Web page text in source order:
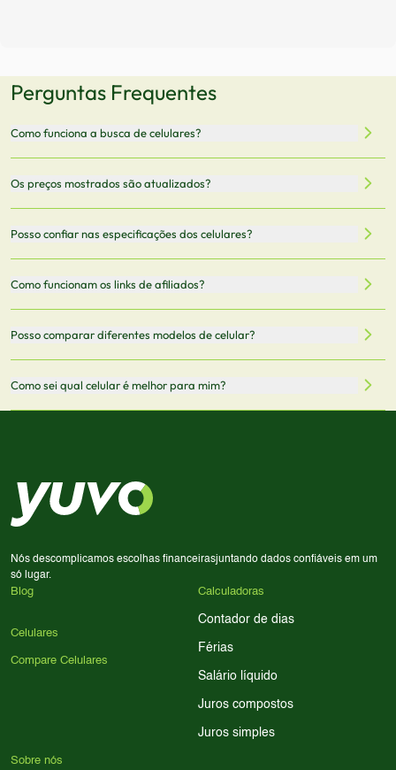
Perguntas Frequentes
Como funciona a busca de celulares?
armazenamento, memória RAM, bateria e conectividade
5G.
Os preços mostrados são atualizados?
vendedor antes de finalizar sua compra.
Posso confiar nas especificações dos celulares?
informações mais recentes de cada modelo.
Como funcionam os links de afiliados?
comissão sem custo adicional para você.
Posso comparar diferentes modelos de celular?
Sim! Você pode selecionar até 3 celulares para comparar
Como sei qual celular é melhor para mim?
processador e bateria são essenciais. Use nossos filtros
para encontrar o celular ideal.
Nós descomplicamos escolhas financeirasjuntando dados confiáveis em um
só lugar.
Blog
Celulares
Compare Celulares
Calculadoras
Contador de dias
Férias
Salário líquido
Juros compostos
Juros simples
Sobre nós